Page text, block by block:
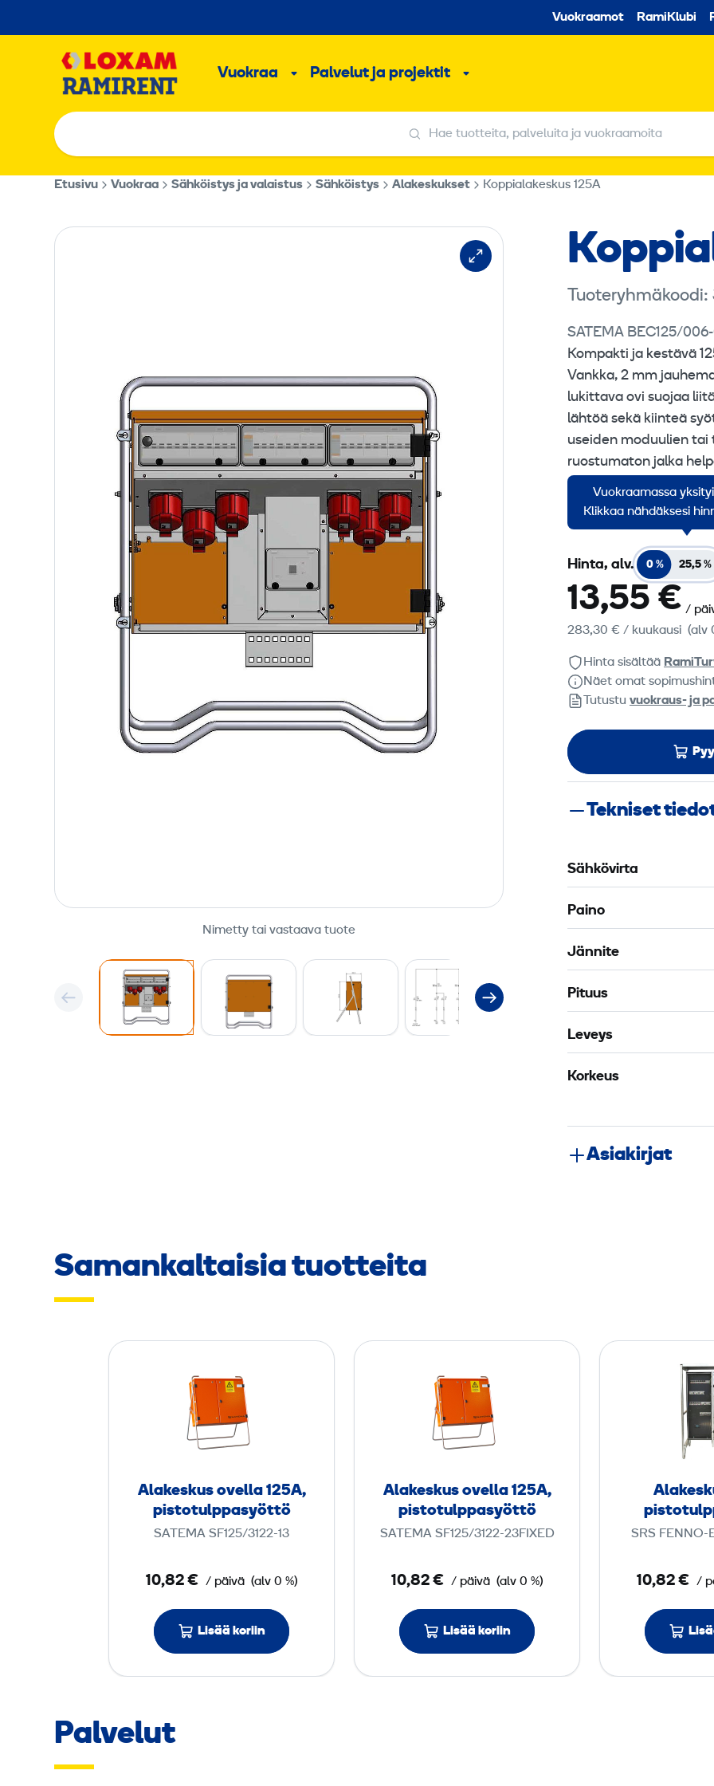
sisältöön
Vuokraamot RamiKlubi
Vuokraa Alavalikko
Palvelut ja projektit Alavalikko
Hae tuotteita, palveluita ja vuokraamoita
Hae tuotteita, palveluita ja vuokraamoita
Etusivu Vuokraa Sähköistys ja valaistus Sähköistys Alakeskukset Koppialakeskus 125A
Nimetty tai vastaava tuote
Tuoteryhmäkoodi:
SATEMA BEC125/
Kompakti ja kestävä
Vankka, 2 mm
lukittava ovi suojaa
lähtöä sekä kiinteä
useiden moduulien
ruostumaton jalka
‑standardin
luotettavan
Vuokraamassa
Klikkaa nähdäksesi
Hinta, alv. 0 % 25,5 %
13,55 € /
283,30 € / kuukausi (alv
Hinta sisältää
Näet omat
Tutustu vuokraus- ja
Tekniset
Sähkövirta
Paino
Jännite
Pituus
Leveys
Korkeus
Asiakirjat
Samankaltaisia tuotteita
a
e
e
l
l
a
1
Alakeskus ovella 125A,
pistotulppasyöttö
SATEMA SF125/3122-13
10,82 € / päivä (alv 0 %)
Lisää koriin
a
e
e
l
l
a
1
Alakeskus ovella 125A,
pistotulppasyöttö
SATEMA SF125/3122-23FIXED
10,82 € / päivä (alv 0 %)
Lisää koriin
l
,
i
SRS FENNO-
10,82 € /
Palvelut